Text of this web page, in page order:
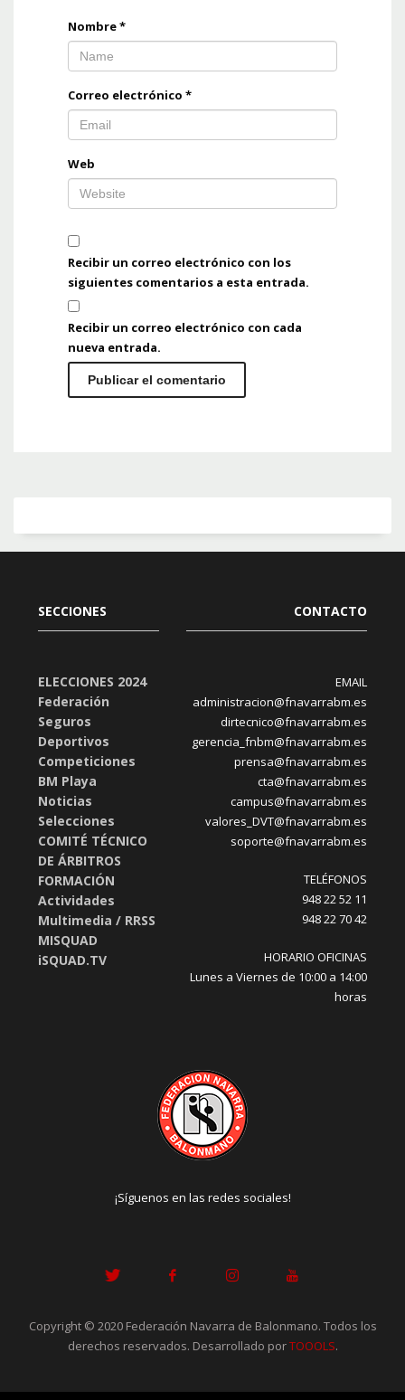
Nombre*
Correo electrónico *
Web
Recibir un correo electrónico con los
siguientes comentarios a esta entrada.
Recibir un correo electrónico con cada
nueva entrada.
SECCIONES
ELECCIONES 2024
Federación
Seguros
Deportivos
Competiciones
BM Playa
Noticias
Selecciones
COMITÉ TÉCNICO
DE ÁRBITROS
FORMACIÓN
Actividades
Multimedia / RRSS
MISQUAD
iSQUAD.TV
CONTACTO
EMAIL
administracion@fnavarrabm.es
dirtecnico@fnavarrabm.es
gerencia_fnbm@fnavarrabm.es
prensa@fnavarrabm.es
cta@fnavarrabm.es
campus@fnavarrabm.es
valores_DVT@fnavarrabm.es
soporte@fnavarrabm.es
TELÉFONOS
948 22 52 11
948 22 70 42
HORARIO OFICINAS
Lunes a Viernes de 10:00 a 14:00
horas
¡Síguenos en las redes sociales!
Copyright © 2020 Federación Navarra de Balonmano. Todos los
derechos reservados. Desarrollado porTOOOLS.